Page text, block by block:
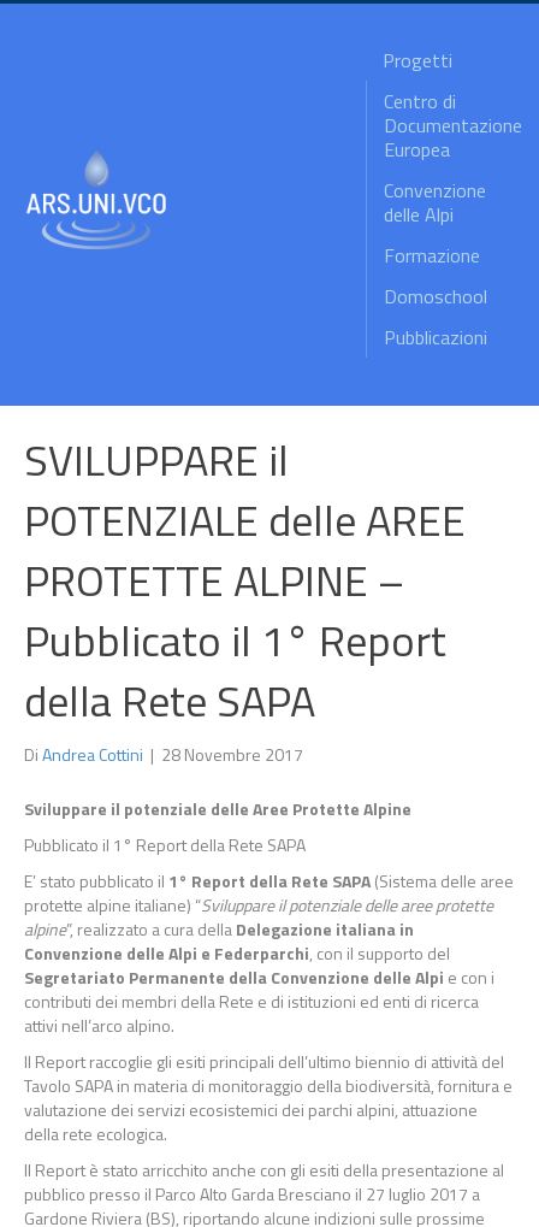
Progetti
Centro di
Documentazione
Europea
Convenzione
delle Alpi
Formazione
Domoschool
Pubblicazioni
SVILUPPARE il
POTENZIALE delle AREE
PROTETTE ALPINE –
Pubblicato il 1° Report
della Rete SAPA
DiAndrea Cottini | 28 Novembre 2017
Sviluppare il potenziale delle Aree Protette Alpine
Pubblicato il 1° Report della Rete SAPA
E’ stato pubblicato il 1° Report della Rete SAPA(Sistema delle aree
protette alpine italiane) “Sviluppare il potenziale delle aree protette
alpine”, realizzato a cura dellaDelegazione italiana in
Convenzione delle Alpi e Federparchi, con il supporto del
Segretariato Permanente della Convenzione delle Alpi e con i
contributi dei membri della Rete e di istituzioni ed enti di ricerca
attivi nell’arco alpino.
Il Report raccoglie gli esiti principali dell’ultimo biennio di attività del
Tavolo SAPA in materia di monitoraggio della biodiversità, fornitura e
valutazione dei servizi ecosistemici dei parchi alpini, attuazione
della rete ecologica.
Il Report è stato arricchito anche con gli esiti della presentazione al
pubblico presso il Parco Alto Garda Bresciano il 27 luglio 2017 a
Gardone Riviera (BS), riportando alcune indizioni sulle prossime